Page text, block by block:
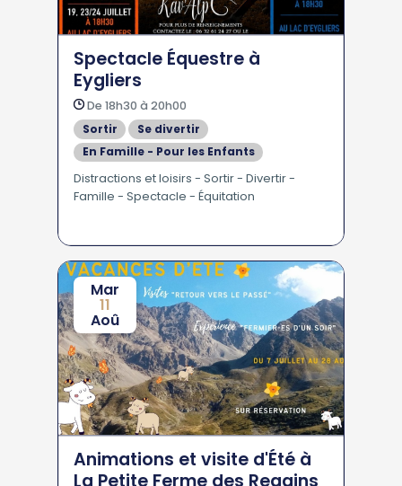
Spectacle Équestre à
Eygliers
De 18h30 à 20h00
Sortir
Se divertir
En Famille - Pour les Enfants
Distractions et loisirs - Sortir - Divertir -
Famille - Spectacle - Équitation
Mar
11
Aoû
Animations et visite d'Été à
La Petite Ferme des Regains